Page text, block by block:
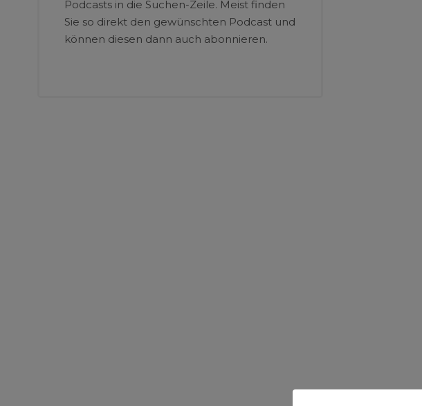
Podcasts in die Suchen-Zeile. Meist finden
Sie so direkt den gewünschten Podcast und
können diesen dann auch abonnieren.